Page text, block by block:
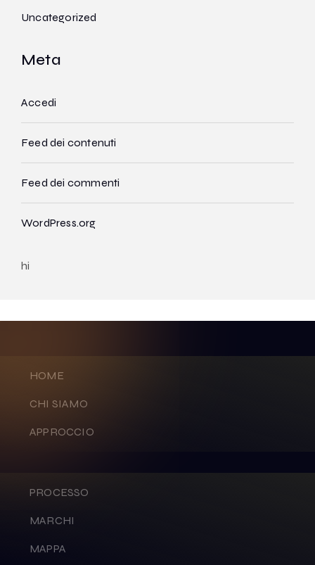
Uncategorized
Meta
Accedi
Feed dei contenuti
Feed dei commenti
WordPress.org
hi
HOME
CHI SIAMO
APPROCCIO
PROCESSO
MARCHI
MAPPA